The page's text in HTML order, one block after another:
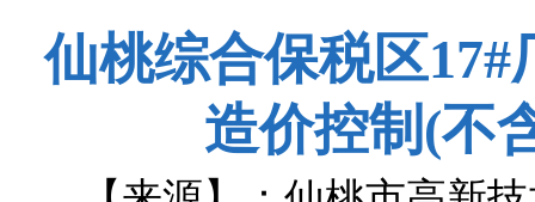
仙桃综合保税区
造价控制(不